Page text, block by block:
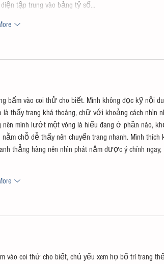
tập trung vào bảng tỷ số…
bấm vào coi thử cho biết. Mình không đọc kỹ nội
thấy trang khá thoáng, chữ với khoảng cách nhìn
mình lướt một vòng là hiểu đang ở phần nào,
chỗ dễ thấy nên chuyển trang nhanh. Mình thích
thẳng hàng nên nhìn phát nắm được ý chính ngay,
coi thử cho biết, chủ yếu xem họ bố trí trang